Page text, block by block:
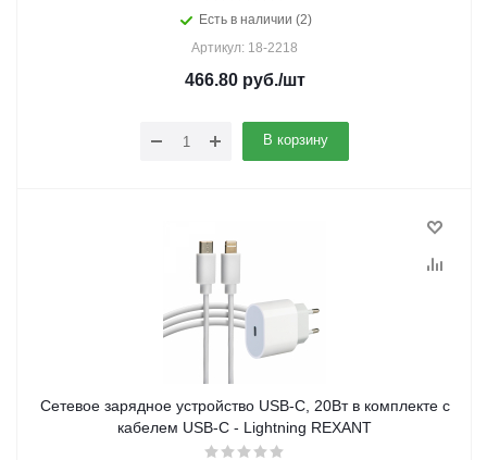
Есть в наличии (2)
Артикул: 18-2218
466.80руб./шт
В корзину
Сетевое зарядное устройство USB-C, 20Вт в комплекте с
кабелем USB-C - Lightning REXANT